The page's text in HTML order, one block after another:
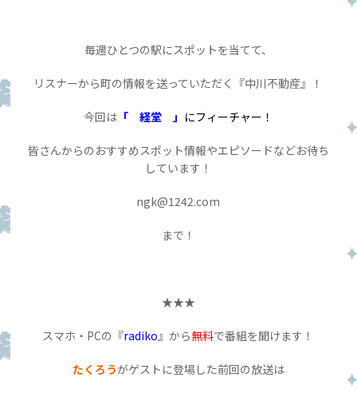
毎週ひとつの駅にスポットを当てて、
リスナーから町の情報を送っていただく『中川不動産』！
今回は「 経堂 」 にフィーチャー！
皆さんからのおすすめスポット情報やエピソードなどお待ち
しています！
ngk@1242.com
まで！
★★★
スマホ・PCの『radiko 』から無料で番組を聞けます！
たくろうがゲストに登場した前回の放送は